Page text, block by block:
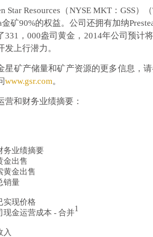
Star Resources（NYSE MKT：GSS
金矿90%的权益。公司还拥有加纳
331，000盎司黄金，2014年公司预计
发上行潜力。
星矿产储量和矿产资源的更多信息，
www.gsr.com。
营和财务业绩摘要：
务业绩摘要
金出售
黄金出售
销量
实现价格
现金运营成本 - 合并1
入